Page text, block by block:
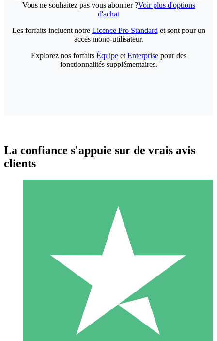
Vous ne souhaitez pas vous abonner ?Voir plus d'options
d'achat
Packs de Crédits Individuels
Payez à l'utilisation avec des crédits de téléchargement. Sans
1 Téléchargement
10 00
Les forfaits incluent notre Licence Pro Standard et sont pour un
accès mono-utilisateur.
Explorez nos forfaits Équipeet Enterprisepour des
fonctionnalités supplémentaires.
La confiance s'appuie sur de vrais avis
clients